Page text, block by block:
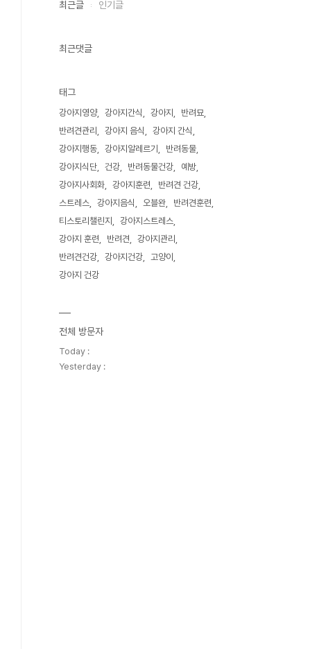
최근글 인기글
최근댓글
태그
강아지영양 강아지간식 강아지
반려묘
반려견관리
강아지 음식
강아지 간식
강아지행동
강아지알레르기
반려동물
강아지식단
건강 반려동물건강
예방
강아지사회화
강아지훈련
반려견 건강
스트레스
강아지음식 오블완
반려견훈련
티스토리챌린지
강아지스트레스
강아지 훈련
반려견
강아지관리
반려견건강
강아지건강
고양이
강아지 건강
전체 방문자
Today :
Yesterday :